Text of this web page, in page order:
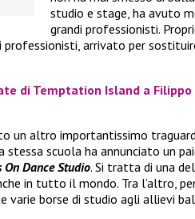
studio e stage, ha avuto
grandi professionisti.
arrivato per
di Temptation Island a
un altro importantissimo
scuola ha annunciato un
On Dance Studio. Si tratta di una
in tutto il mondo. Tra l’altro,
borse di studio agli allievi